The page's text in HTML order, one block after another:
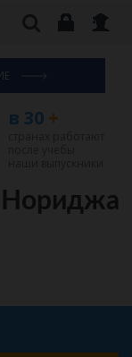
в 30+
Нориджа